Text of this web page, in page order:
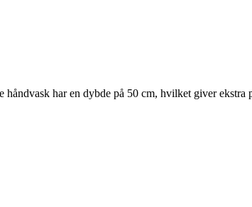
har en dybde på 50 cm, hvilket giver